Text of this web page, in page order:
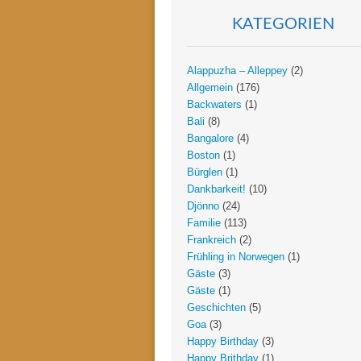
KATEGORIEN
Alappuzha – Alleppey (2)
Allgemein (176)
Backwaters (1)
Bali (8)
Bangalore (4)
Boston (1)
Bürglen (1)
Dankbarkeit! (10)
Djönno (24)
Familie (113)
Frankreich (2)
Frühling in Norwegen (1)
Gäste (3)
Gäste (1)
Geschichten (5)
Goa(3)
Happy Birthday (3)